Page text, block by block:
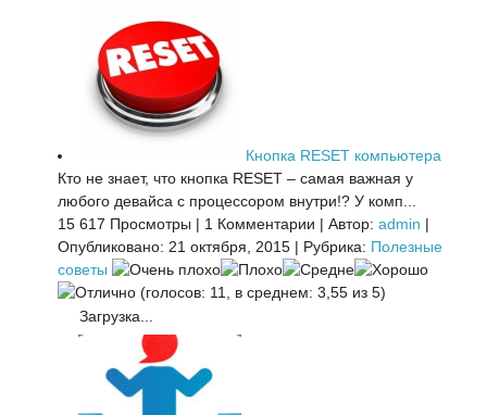
Кнопка RESET компьютера
Кто не знает, что кнопка RESET – самая важная у
любого девайса с процессором внутри!? У комп...
15 617 Просмотры | 1 Комментарии | Автор: admin |
Опубликовано: 21 октября, 2015 | Рубрика: Полезные
советы
(голосов: 11, в среднем: 3,55 из 5)
Загрузка...